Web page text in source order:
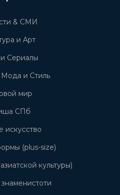
& СМИ
и Арт
Сериалы
Мода и Стиль
мир
СПб
искусство
(plus-size)
культуры)